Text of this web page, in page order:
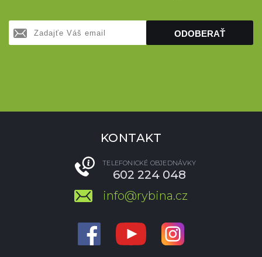
ODOBERAŤ
KONTAKT
TELEFONICKÉ OBJEDNÁVKY
602 224 048
info@rybina.cz